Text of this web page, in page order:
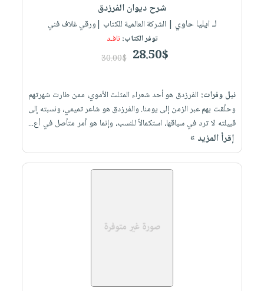
شرح ديوان الفرزدق
لـ ايليا حاوي | الشركة العالمية للكتاب |ورقي غلاف فني
توفر الكتاب: نافـد
28.50$
30.00$
نيل وفرات: الفرزدق هو أحد شعراء المثلث الأموي، ممن طارت شهرتهم
وحلّقت بهم عبر الزمن إلى يومنا. والفرزدق هو شاعر تميمي، ونسبته إلى
قبيلته لا ترد في سياقها، استكمالاً للنسب، وإنما هو أمر متأصل في أع...
إقرأ المزيد »